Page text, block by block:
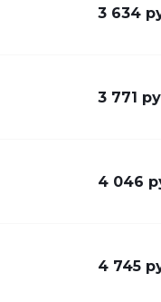
3 634
3 771
4 046
4 745